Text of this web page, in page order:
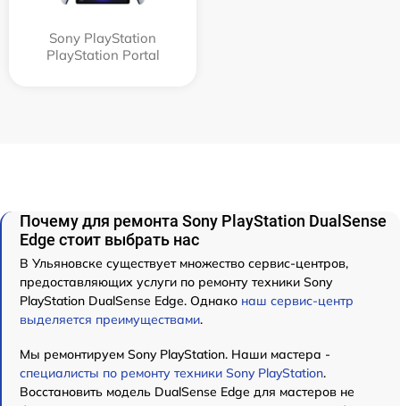
Sony PlayStation
PlayStation Portal
Почему для ремонта Sony PlayStation DualSense
Edge стоит выбрать нас
В Ульяновске существует множество сервис-центров,
предоставляющих услуги по ремонту техники Sony
PlayStation DualSense Edge. Однако наш сервис-центр
выделяется преимуществами.
Мы ремонтируем Sony PlayStation. Наши мастера -
специалисты по ремонту техники Sony PlayStation.
Восстановить модель DualSense Edge для мастеров не